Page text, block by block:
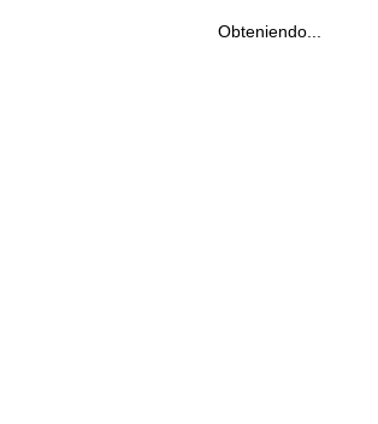
Obteniendo...